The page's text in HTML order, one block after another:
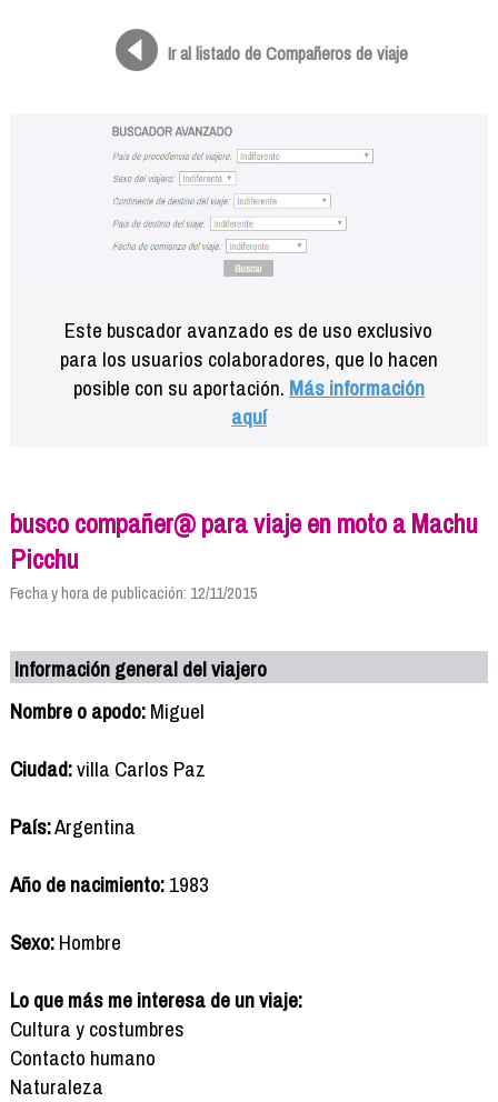
Ir al listado de Compañeros de viaje
Este buscador avanzado es de uso exclusivo
para los usuarios colaboradores, que lo hacen
posible con su aportación. Más información
aquí
busco compañer@ para viaje en moto a Machu
Picchu
Fecha y hora de publicación: 12/11/2015
Información general del viajero
Nombre o apodo:Miguel
Ciudad:villa Carlos Paz
País:Argentina
Año de nacimiento:1983
Sexo:Hombre
Lo que más me interesa de un viaje:
Cultura y costumbres
Contacto humano
Naturaleza